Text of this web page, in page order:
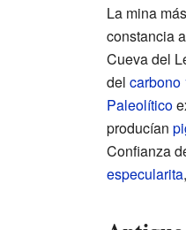
La mina
constancia
Cueva del
del carbono
Paleolítico
producían
Confianza
especularita